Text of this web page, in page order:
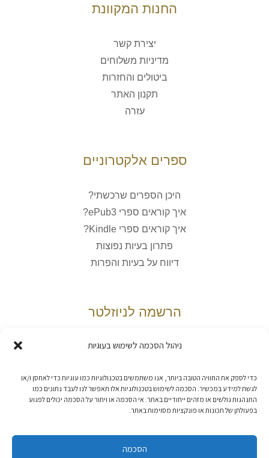
ניהול הסכמה לשימוש בעוגיות
כדי לספק את החוויה הטובה ביותר, אנו משתמשים בטכנולוגיות כמו עוגיות כדי לאחסן ו/או
לגשת למידע במכשיר. הסכמה לשימוש בטכנולוגיות אלו תאפשר לנו לעבד נתונים כמו
התנהגות גולשים או מזהים ייחודיים באתר. אי הסכמה או ויתור על הסכמה יכולים לפגוע
בפעולתן של תכונות או פונקציות מסוימות באתר.
הסכמה
החנות המקוונת
יצירת קשר
מדיניות משלוחים
ביטולים והחזרות
תקנון האתר
עזרה
ספרים אלקטרוניים
היכן הספרים שרכשתי?
איך קוראים ספרי ePub3?
איך קוראים ספרי Kindle?
פתרון בעיות נפוצות
דיווח על בעיות והפרות
הרשמה לניוזלטר